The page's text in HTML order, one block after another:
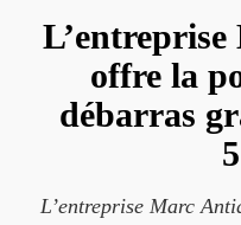
offre la
débarras
L’entreprise Marc